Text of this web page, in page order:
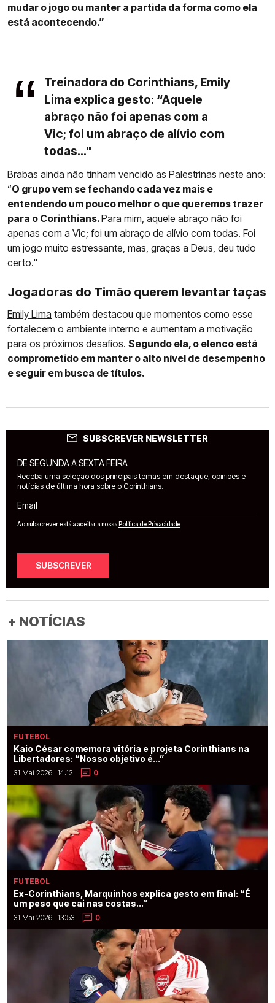
mudar o jogo ou manter a partida da forma como ela
está acontecendo.”
Treinadora do Corinthians, Emily
Lima explica gesto: “Aquele
abraço não foi apenas com a
Vic; foi um abraço de alívio com
todas..."
Brabas ainda não tinham vencido as Palestrinas neste ano:
“O grupo vem se fechando cada vez mais e
entendendo um pouco melhor o que queremos trazer
para o Corinthians.Para mim, aquele abraço não foi
apenas com a Vic; foi um abraço de alívio com todas. Foi
um jogo muito estressante, mas, graças a Deus, deu tudo
certo."
Jogadoras do Timão querem levantar taças
Emily Lima também destacou que momentos como esse
fortalecem o ambiente interno e aumentam a motivação
para os próximos desafios. Segundo ela, o elenco está
comprometido em manter o alto nível de desempenho
e seguir em busca de títulos.
SUBSCREVER NEWSLETTER
DE SEGUNDA A SEXTA FEIRA
Receba uma seleção dos principais temas em destaque, opiniões e
notícias de última hora sobre o Corinthians.
Email
Ao subscrever está a aceitar a nossaPolítica de Privacidade
SUBSCREVER
+ NOTÍCIAS
FUTEBOL
Kaio César comemora vitória e projeta Corinthians na
Libertadores: “Nosso objetivo é...”
31 Mai 2026 | 14:12 0
FUTEBOL
Ex-Corinthians, Marquinhos explica gesto em final: “É
um peso que cai nas costas...”
31 Mai 2026 | 13:53 0